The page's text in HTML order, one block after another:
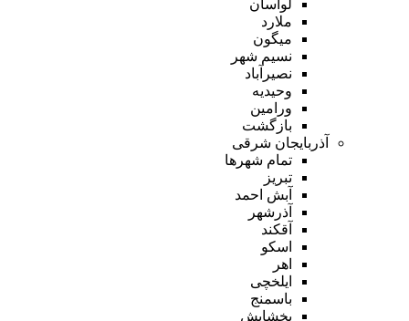
لواسان
ملارد
میگون
نسیم شهر
نصیرآباد
وحیدیه
ورامین
بازگشت
آذربایجان شرقی
تمام شهر‌ها
تبریز
آبش احمد
آذرشهر
آقکند
اسکو
اهر
ایلخچی
باسمنج
بخشایش